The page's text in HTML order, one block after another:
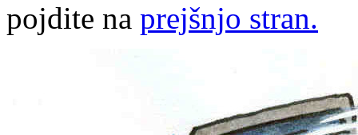
pojdite na prejšnjo stran.